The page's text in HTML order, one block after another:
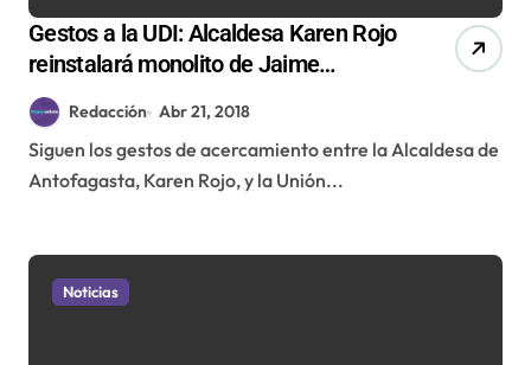
Gestos a la UDI: Alcaldesa Karen Rojo
reinstalará monolito de Jaime
Guzmán en Antofagasta
Redacción Abr 21, 2018
Siguen los gestos de acercamiento entre la Alcaldesa de
Antofagasta, Karen Rojo, y la Unión...
Noticias